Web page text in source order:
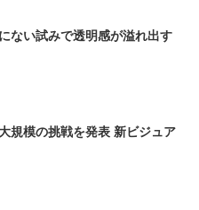
ない試みで透明感が溢れ出す
規模の挑戦を発表 新ビジュア